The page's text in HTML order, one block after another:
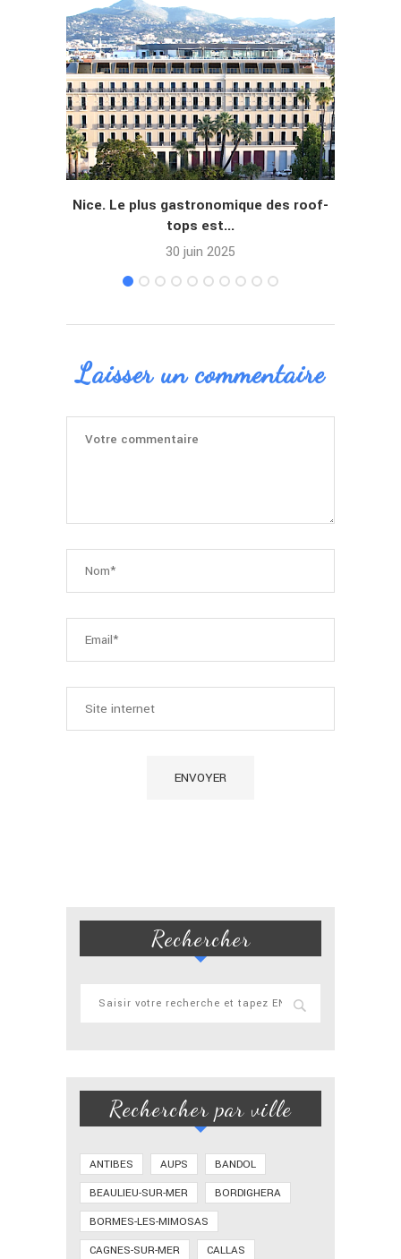
Nice. Le plus gastronomique des roof-
tops est...
30 juin 2025
Laisser un commentaire
Rechercher
Rechercher par ville
ANTIBES AUPS
BANDOL
BEAULIEU-SUR-MER
BORDIGHERA
BORMES-LES-MIMOSAS
CAGNES-SUR-MER
CALLAS